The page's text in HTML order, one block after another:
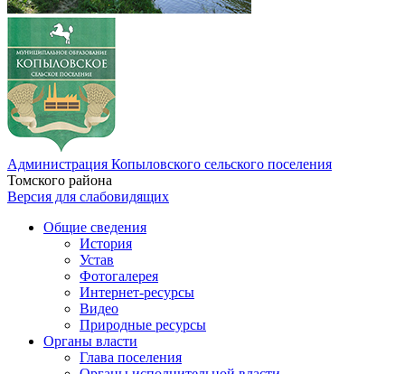
Администрация Копыловского сельского поселения
Томского района
Версия для слабовидящих
Общие сведения
История
Устав
Фотогалерея
Интернет-ресурсы
Видео
Природные ресурсы
Органы власти
Глава поселения